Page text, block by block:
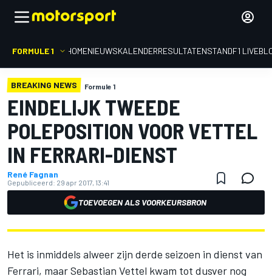
FORMULE 1 HOMENIEUWSKALENDERRESULTATENSTANDF1
BREAKING NEWS Formule 1
EINDELIJK TWEEDE
POLEPOSITION VOOR VETTEL
IN FERRARI-DIENST
René Fagnan
Gepubliceerd: 29 apr 2017, 13:41
TOEVOEGEN ALS VOORKEURSBRON
Het is inmiddels alweer zijn derde seizoen in dienst van
Ferrari, maar Sebastian Vettel kwam tot dusver nog